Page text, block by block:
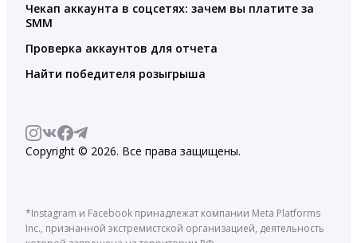
Чекап аккаунта в соцсетях: зачем вы платите за
SMM
Проверка аккаунтов для отчета
Найти победителя розыгрыша
Copyright © 2026. Все права защищены.
*Instagram и Facebook принадлежат компании Meta Platforms
Inc., признанной экстремистской организацией, деятельность